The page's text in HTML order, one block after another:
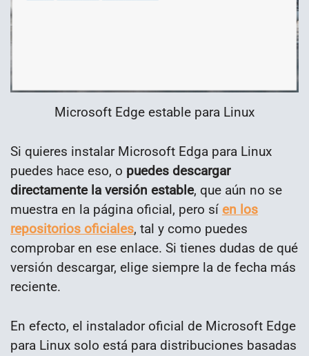
Microsoft Edge estable para Linux
Si quieres instalar Microsoft Edga para Linux
puedes hace eso, o puedes descargar
directamente la versión estable, que aún no se
muestra en la página oficial, pero sí en los
repositorios oficiales, tal y como puedes
comprobar en ese enlace. Si tienes dudas de qué
versión descargar, elige siempre la de fecha más
reciente.
En efecto, el instalador oficial de Microsoft Edge
para Linux solo está para distribuciones basadas